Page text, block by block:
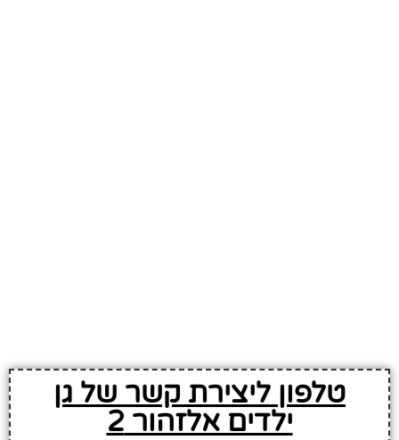
טלפון ליצירת קשר של גן
ילדים אלזהור 2